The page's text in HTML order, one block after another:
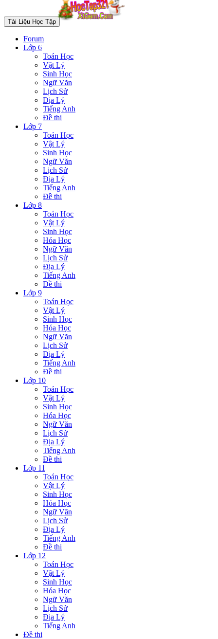
Tài Liệu Học Tập
Forum
Lớp 6
Toán Học
Vật Lý
Sinh Học
Ngữ Văn
Lịch Sử
Địa Lý
Tiếng Anh
Đề thi
Lớp 7
Toán Học
Vật Lý
Sinh Học
Ngữ Văn
Lịch Sử
Địa Lý
Tiếng Anh
Đề thi
Lớp 8
Toán Học
Vật Lý
Sinh Học
Hóa Học
Ngữ Văn
Lịch Sử
Địa Lý
Tiếng Anh
Đề thi
Lớp 9
Toán Học
Vật Lý
Sinh Học
Hóa Học
Ngữ Văn
Lịch Sử
Địa Lý
Tiếng Anh
Đề thi
Lớp 10
Toán Học
Vật Lý
Sinh Học
Hóa Học
Ngữ Văn
Lịch Sử
Địa Lý
Tiếng Anh
Đề thi
Lớp 11
Toán Học
Vật Lý
Sinh Học
Hóa Học
Ngữ Văn
Lịch Sử
Địa Lý
Tiếng Anh
Đề thi
Lớp 12
Toán Học
Vật Lý
Sinh Học
Hóa Học
Ngữ Văn
Lịch Sử
Địa Lý
Tiếng Anh
Đề thi